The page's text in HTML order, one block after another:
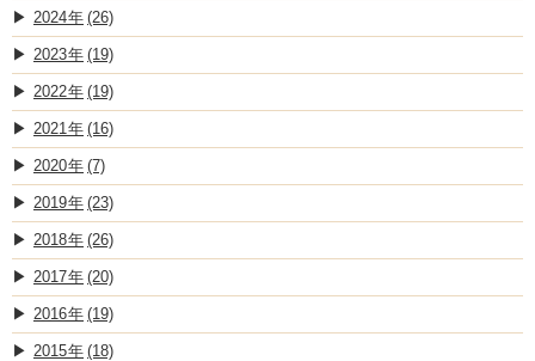
2024 (26)
2023 (19)
2022 (19)
2021 (16)
2020 (7)
2019 (23)
2018 (26)
2017 (20)
2016 (19)
2015 (18)